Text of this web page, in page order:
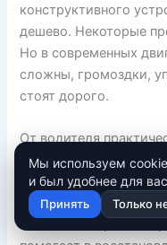
конструктивного
дешево. Некоторые
Но в современных
сложны, громоздки,
стоят дорого.
От водителя
эксплуатации этого
из-за накопления
приводит движения с
элементы не
Мы используем
и был удобнее для
Принять Только